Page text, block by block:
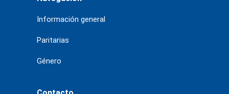
Información general
Paritarias
Género